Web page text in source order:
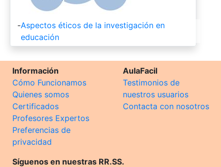
-Aspectos éticos de la investigación en
educación
Información
Cómo Funcionamos
Quienes somos
Certificados
Profesores Expertos
Preferencias de
privacidad
AulaFacil
Testimonios de
nuestros usuarios
Contacta con nosotros
Síguenos en nuestras RR.SS.